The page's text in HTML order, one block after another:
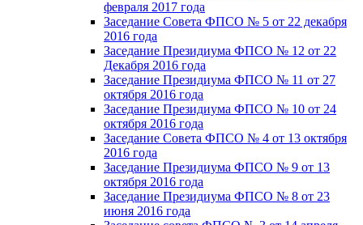
февраля 2017 года
Заседание Совета ФПСО № 5 от 22 декабря
2016 года
Заседание Президиума ФПСО № 12 от 22
Декабря 2016 года
Заседание Президиума ФПСО № 11 от 27
октября 2016 года
Заседание Президиума ФПСО № 10 от 24
октября 2016 года
Заседание Совета ФПСО № 4 от 13 октября
2016 года
Заседание Президиума ФПСО № 9 от 13
октября 2016 года
Заседание Президиума ФПСО № 8 от 23
июня 2016 года